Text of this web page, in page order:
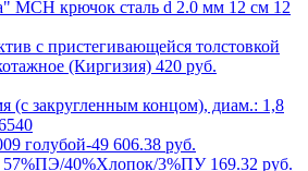
420 руб.
606.38 руб.
169.32 руб.